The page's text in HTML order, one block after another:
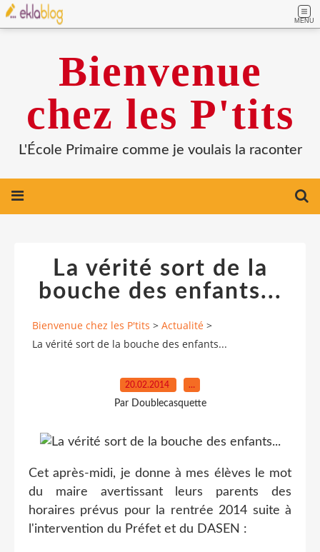
MENU
Bienvenue
chez les P'tits
L'École Primaire comme je voulais la raconter
La vérité sort de la
bouche des enfants...
Bienvenue chez les P'tits > Actualité >
La vérité sort de la bouche des enfants...
20.02.2014 …
Par Doublecasquette
Cet après-midi, je donne à mes élèves le mot
du maire avertissant leurs parents des
horaires prévus pour la rentrée 2014 suite à
l'intervention du Préfet et du DASEN :